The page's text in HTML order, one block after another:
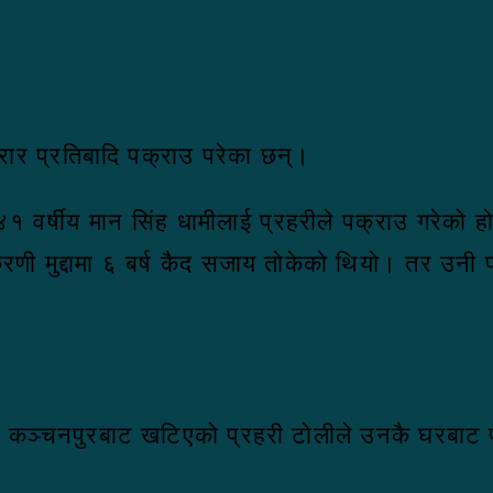
प्रतिबादि पक्राउ परेका छन्।
वर्षीय मान सिंह धामीलाई प्रहरीले पक्राउ गरेको
मुद्दामा ६ बर्ष कैद सजाय तोकेको थियो। तर उनी
कञ्चनपुरबाट खटिएको प्रहरी टोलीले उनकै घरबाट